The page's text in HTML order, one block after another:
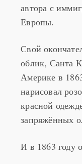
автора с
Европы.
Свой
облик, Санта
Америке в
нарисовал
красной
запряжённых
И в 1863 году